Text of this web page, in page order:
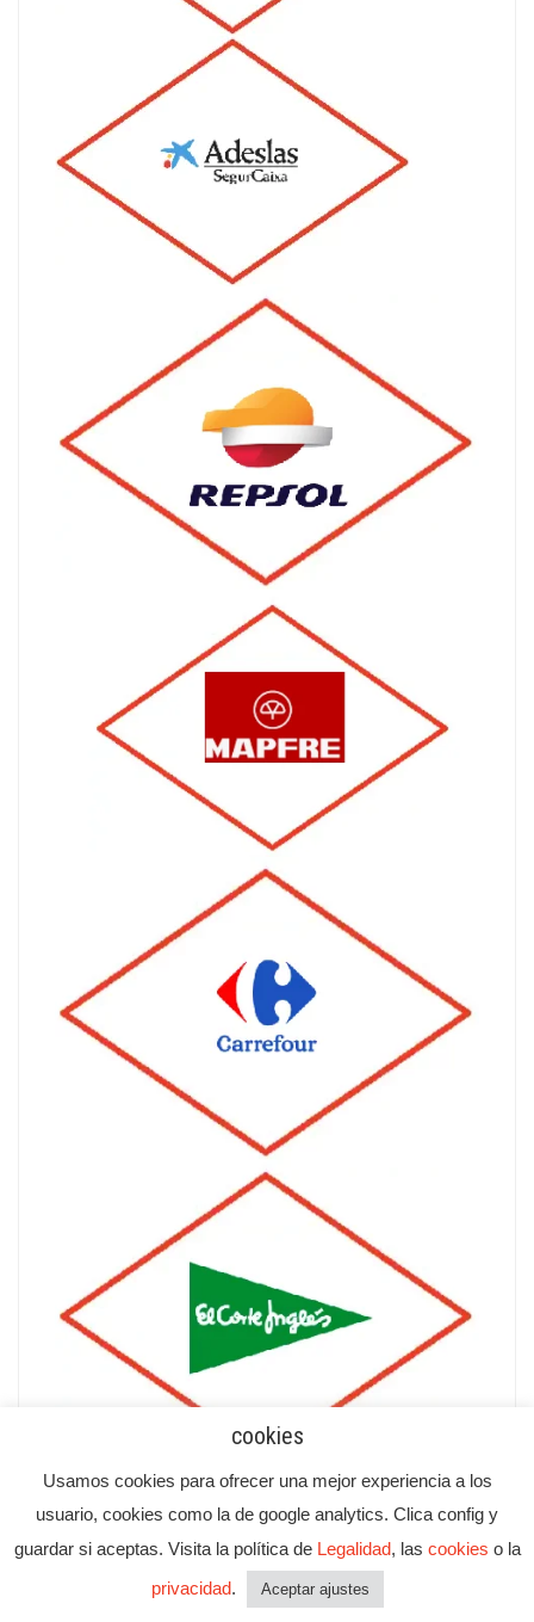
cookies
Usamos cookies para ofrecer una mejor experiencia a los
usuario, cookies como la de google analytics. Clica config y
guardar si aceptas. Visita la política de Legalidad, las cookies o la
privacidad. Aceptar ajustes